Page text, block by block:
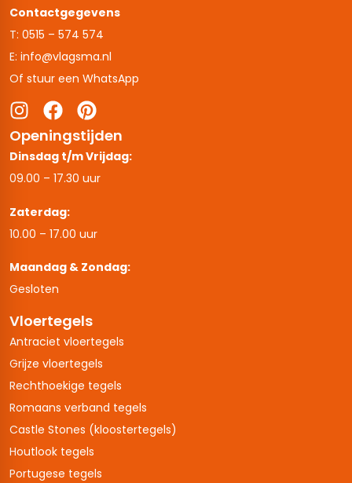
Contactgegevens
T: 0515 – 574 574
E: info@vlagsma.nl
Of stuur een WhatsApp
Openingstijden
Dinsdag t/m Vrijdag:
09.00 – 17.30 uur
Zaterdag:
10.00 – 17.00 uur
Maandag & Zondag:
Gesloten
Vloertegels
Antraciet vloertegels
Grijze vloertegels
Rechthoekige tegels
Romaans verband tegels
Castle Stones (kloostertegels)
Houtlook tegels
Portugese tegels